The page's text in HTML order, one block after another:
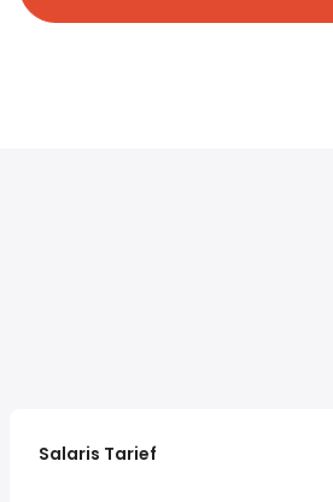
Salaris Tarief